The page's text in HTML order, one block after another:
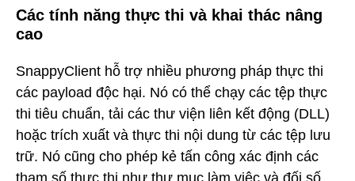
Các tính năng thực thi và khai thác nâng
cao
SnappyClient hỗ trợ nhiều phương pháp thực thi
các payload độc hại. Nó có thể chạy các tệp thực
thi tiêu chuẩn, tải các thư viện liên kết động (DLL)
hoặc trích xuất và thực thi nội dung từ các tệp lưu
trữ. Nó cũng cho phép kẻ tấn công xác định các
tham số thực thi như thư mục làm việc và đối số